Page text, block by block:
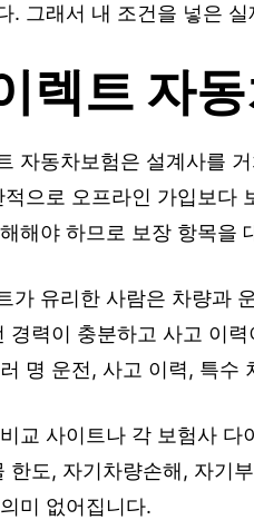
. 그래서 내 조건을 넣은
렉트 자
자동차보험은 설계사를
적으로 오프라인 가입보다
해야 하므로 보장 항목을
가 유리한 사람은 차량과
경력이 충분하고 사고 이
명 운전, 사고 이력, 특수
교 사이트나 각 보험사 다
한도, 자기차량손해, 자기
미 없어집니다.